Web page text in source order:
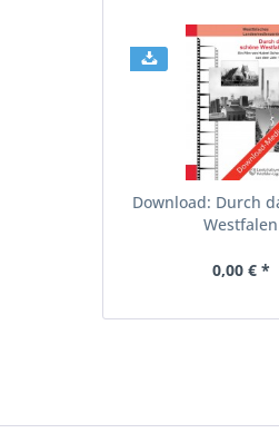
Download: Durch
Westfalen
0,00 € *